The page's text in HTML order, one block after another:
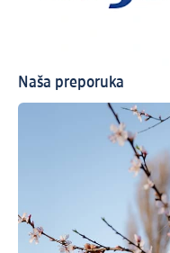
Naša preporuka